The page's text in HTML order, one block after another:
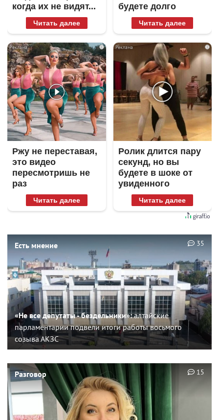
когда их не видят...
Читать далее
будете долго
Читать далее
i
Ржу не переставая,
это видео
пересмотришь не
раз
Читать далее
i
Ролик длится пару
секунд, но вы
будете в шоке от
увиденного
Читать далее
Есть мнение
«Не все депутаты - бездельники»:алтайские
парламентарии подвели итоги работы восьмого
созыва АКЗС
35
Разговор 15